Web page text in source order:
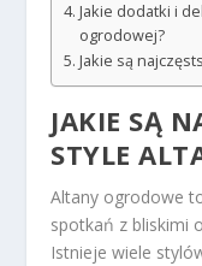
Jakie dodatki i
ogrodowej?
Jakie są
JAKIE SĄ
STYLE
Altany ogrodowe
spotkań z bliskimi
Istnieje wiele